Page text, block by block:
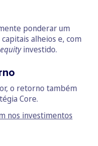
ponderar um
alheios e, com
equityinvestido.
o retorno também
Core.
nos investimentos